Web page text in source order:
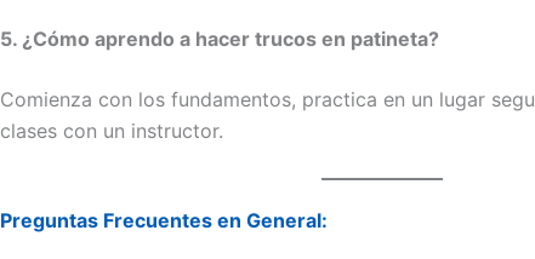
5. ¿Cómo aprendo a hacer trucos en patineta?
Comienza con los fundamentos, practica en un lugar
clases con un instructor.
Preguntas Frecuentes en General: